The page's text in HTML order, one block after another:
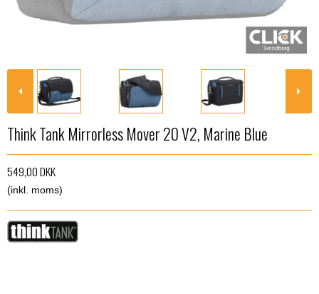
Think Tank Mirrorless Mover 20 V2, Marine Blue
549,00 DKK
(inkl. moms)